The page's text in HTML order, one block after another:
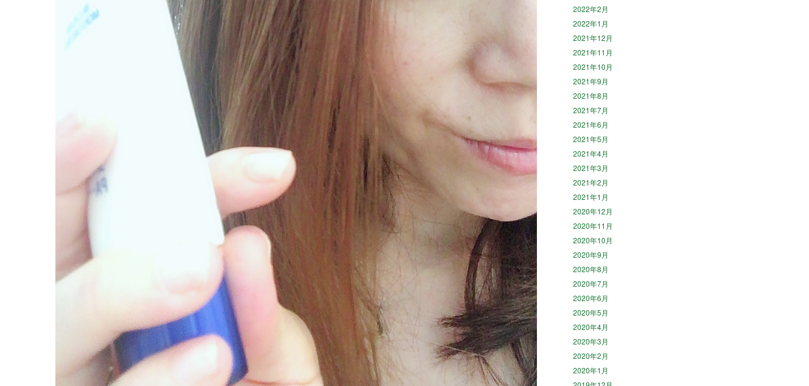
2022年2月
2022年1月
2021年12月
2021年11月
2021年10月
2021年9月
2021年8月
2021年7月
2021年6月
2021年5月
2021年4月
2021年3月
2021年2月
2021年1月
2020年12月
2020年11月
2020年10月
2020年9月
2020年8月
2020年7月
2020年6月
2020年5月
2020年4月
2020年3月
2020年2月
2020年1月